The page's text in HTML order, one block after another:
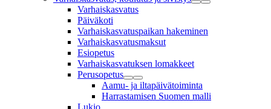
Varhaiskasvatus
Päiväkoti
Varhaiskasvatuspaikan hakeminen
Varhaiskasvatusmaksut
Esiopetus
Varhaiskasvatuksen lomakkeet
Perusopetus
Aamu- ja iltapäivätoiminta
Harrastamisen Suomen malli
Lukio